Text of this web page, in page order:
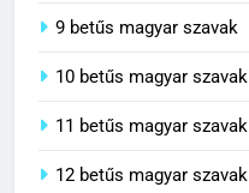
9 betűs magyar szavak
10 betűs magyar szavak
11 betűs magyar szavak
12 betűs magyar szavak